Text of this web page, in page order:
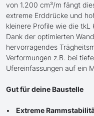
von 1.200 cm³/m fängt
extreme Erddrücke und
kleinere Profile wie die
Dank der optimierten
hervorragendes
Verformungen z.B. bei
Ufereinfassungen auf ein
Gut für deine Baustelle
Extreme